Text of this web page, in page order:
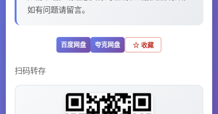
如有问题请留言。
百度网盘 夸克网盘 ☆ 收藏
扫码转存